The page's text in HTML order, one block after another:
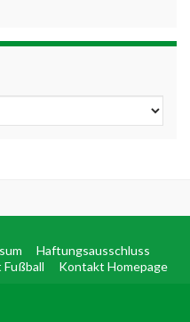
Haftungsausschluss
Kontakt Homepage